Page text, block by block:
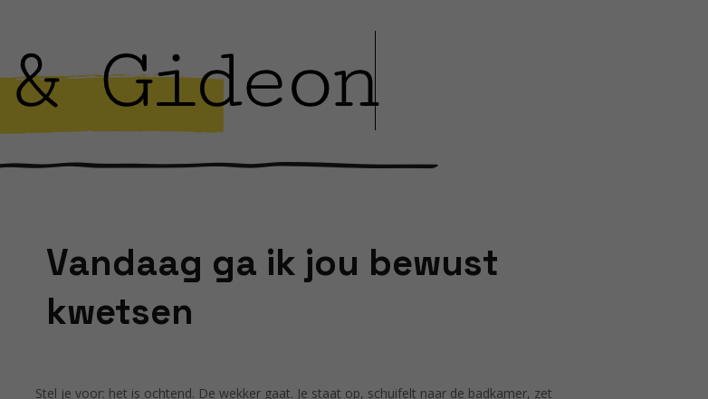
Vandaag ga ik jou bewust
kwetsen
Stel je voor: het is ochtend. De wekker gaat. Je staat op, schuifelt naar de badkamer, zet